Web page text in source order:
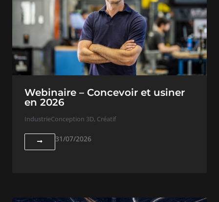
Webinaire – Concevoir et usiner
en 2026
IndustrieConception 3D, Créatif
31/07/2026